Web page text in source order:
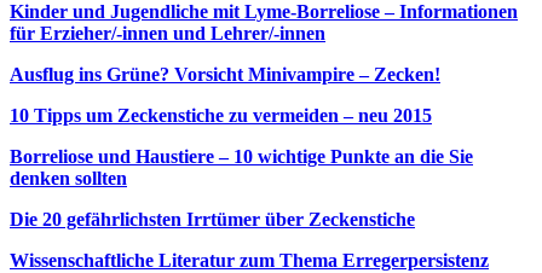
Kinder und Jugendliche mit Lyme-Borreliose – Informationen
für Erzieher/-innen und Lehrer/-innen
Ausflug ins Grüne? Vorsicht Minivampire – Zecken!
10 Tipps um Zeckenstiche zu vermeiden – neu 2015
Borreliose und Haustiere – 10 wichtige Punkte an die Sie
denken sollten
Die 20 gefährlichsten Irrtümer über Zeckenstiche
Wissenschaftliche Literatur zum Thema Erregerpersistenz